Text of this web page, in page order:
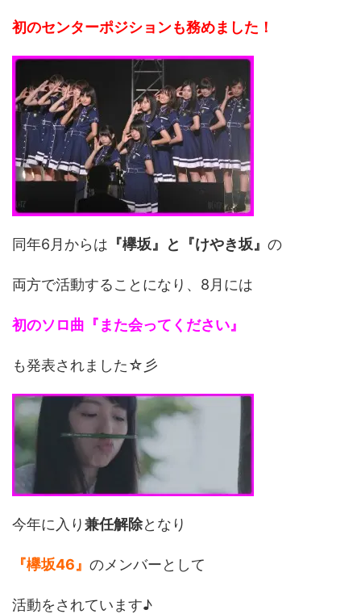
初のセンターポジションも務めました！
同年6月からは 『欅坂』と『けやき坂』 の
両方で活動することになり、8月には
初のソロ曲『また会ってください』
も発表されました☆彡
今年に入り兼任解除となり
『欅坂46』 のメンバーとして
活動をされています♪